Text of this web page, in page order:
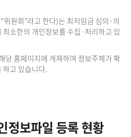
위원회”라고 한다)는 최저임금 심의·의
최소한의 개인정보를 수집·처리하고 있
당 홈페이지에 게재하여 정보주체가 확
하고 있습니다.
정보파일 등록 현황